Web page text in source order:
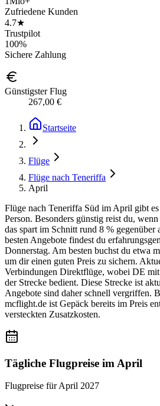
Zufriedene Kunden
4.7★
Trustpilot
100%
Sichere Zahlung
Günstigster Flug
267,00 €
Startseite
Flüge
Flüge nach Teneriffa
April
Flüge nach Teneriffa Süd im April gibt
Person. Besonders günstig reist du,
das spart im Schnitt rund 8 % gegenüber
besten Angebote findest du
Donnerstag. Am besten buchst du etwa
um dir einen guten Preis zu sichern.
Verbindungen Direktflüge, wobei DE
der Strecke bedient. Diese Strecke ist
Angebote sind daher schnell vergriffen.
mcflight.de ist Gepäck bereits im Preis
versteckten Zusatzkosten.
Tägliche Flugpreise im April
Flugpreise fürApril 2027